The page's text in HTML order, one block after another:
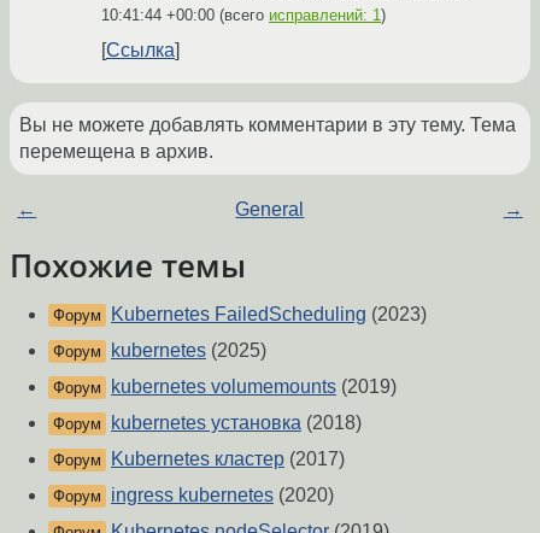
10:41:44 +00:00 (всего исправлений: 1)
Ссылка
Вы не можете добавлять комментарии в эту тему. Тема
перемещена в архив.
← General →
Похожие темы
Форум Kubernetes FailedScheduling (2023)
Форум kubernetes (2025)
Форум kubernetes volumemounts (2019)
Форум kubernetes установка (2018)
Форум Kubernetes кластер (2017)
Форум ingress kubernetes (2020)